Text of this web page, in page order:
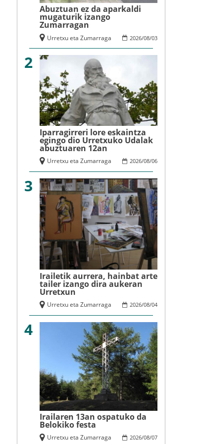
Abuztuan ez da aparkaldi
mugaturik izango
Zumarragan
2026/08/03
Urretxu eta Zumarraga
2
Iparragirreri lore eskaintza
egingo dio Urretxuko Udalak
abuztuaren 12an
2026/08/06
Urretxu eta Zumarraga
3
Irailetik aurrera, hainbat arte
tailer izango dira aukeran
Urretxun
2026/08/04
Urretxu eta Zumarraga
4
Irailaren 13an ospatuko da
Belokiko festa
2026/08/07
Urretxu eta Zumarraga